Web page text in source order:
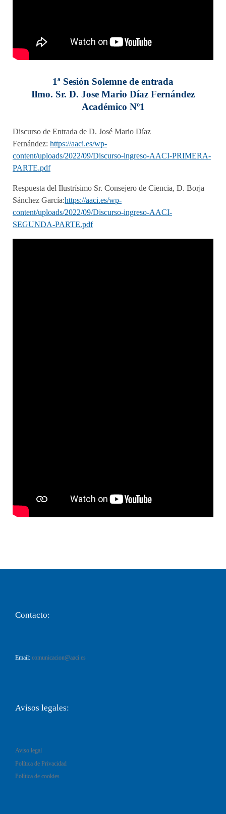
1ª Sesión Solemne de entrada
Ilmo. Sr. D. Jose Mario Díaz Fernández
Académico Nº1
Discurso de Entrada de D. José Mario Díaz
Fernández: https://aaci.es/wp-
content/uploads/2022/09/Discurso-ingreso-AACI-PRIMERA-
PARTE.pdf
Respuesta del Ilustrísimo Sr. Consejero de Ciencia, D. Borja
Sánchez García:https://aaci.es/wp-
content/uploads/2022/09/Discurso-ingreso-AACI-
SEGUNDA-PARTE.pdf
Contacto:
Email: comunicacion@aaci.es
Avisos legales:
Aviso legal
Política de Privacidad
Política de cookies